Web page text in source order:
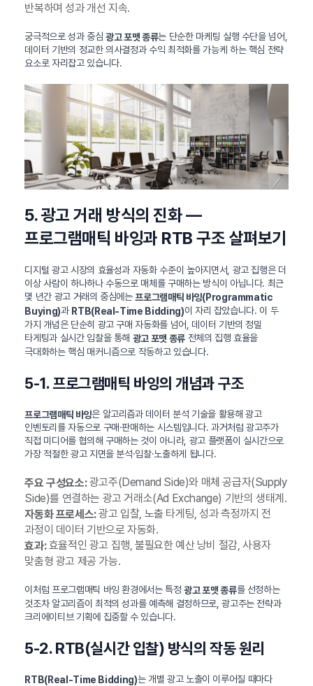
반복하며 성과 개선 지속.
궁극적으로 성과 중심광고 포맷 종류는 단순한 마케팅 실행 수단을 넘어,
데이터 기반의 정교한 의사결정과 수익 최적화를 가능케 하는 핵심 전략
요소로 자리잡고 있습니다.
5. 광고 거래 방식의 진화 —
프로그램매틱 바잉과 RTB 구조 살펴보기
디지털 광고 시장의 효율성과 자동화 수준이 높아지면서, 광고 집행은 더
이상 사람이 하나하나 수동으로 매체를 구매하는 방식이 아닙니다. 최근
몇 년간 광고 거래의 중심에는프로그램매틱 바잉(Programmatic
Buying)과 RTB(Real-Time Bidding)이 자리 잡았습니다. 이 두
가지 개념은 단순히 광고 구매 자동화를 넘어, 데이터 기반의 정밀
타게팅과 실시간 입찰을 통해 광고 포맷 종류전체의 집행 효율을
극대화하는 핵심 매커니즘으로 작동하고 있습니다.
5-1. 프로그램매틱 바잉의 개념과 구조
프로그램매틱 바잉은 알고리즘과 데이터 분석 기술을 활용해 광고
인벤토리를 자동으로 구매·판매하는 시스템입니다. 과거처럼 광고주가
직접 미디어를 협의해 구매하는 것이 아니라, 광고 플랫폼이 실시간으로
가장 적절한 광고 지면을 분석·입찰·노출하게 됩니다.
주요 구성요소:광고주(Demand Side)와 매체 공급자(Supply
Side)를 연결하는 광고 거래소(Ad Exchange) 기반의 생태계.
자동화 프로세스:광고 입찰, 노출 타게팅, 성과 측정까지 전
과정이 데이터 기반으로 자동화.
효과:효율적인 광고 집행, 불필요한 예산 낭비 절감, 사용자
맞춤형 광고 제공 가능.
이처럼 프로그램매틱 바잉 환경에서는 특정광고 포맷 종류를 선정하는
것조차 알고리즘이 최적의 성과를 예측해 결정하므로, 광고주는 전략과
크리에이티브 기획에 집중할 수 있습니다.
5-2. RTB(실시간 입찰) 방식의 작동 원리
RTB(Real-Time Bidding)는 개별 광고 노출이 이루어질 때마다